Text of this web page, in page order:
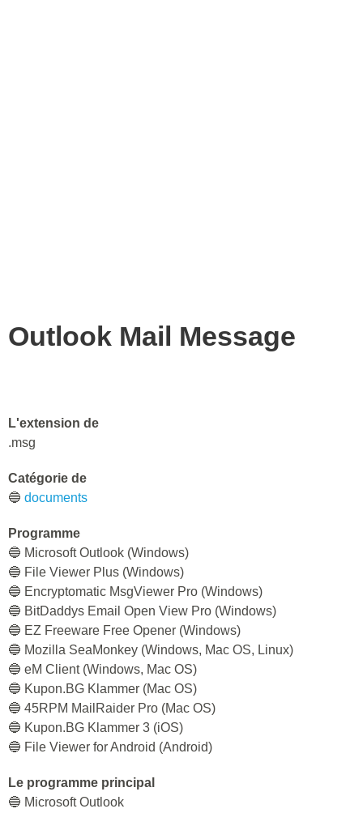
Outlook Mail Message
L'extension de
.msg
Catégorie de
🔵 documents
Programme
🔵 Microsoft Outlook (Windows)
🔵 File Viewer Plus (Windows)
🔵 Encryptomatic MsgViewer Pro (Windows)
🔵 BitDaddys Email Open View Pro (Windows)
🔵 EZ Freeware Free Opener (Windows)
🔵 Mozilla SeaMonkey (Windows, Mac OS, Linux)
🔵 eM Client (Windows, Mac OS)
🔵 Kupon.BG Klammer (Mac OS)
🔵 45RPM MailRaider Pro (Mac OS)
🔵 Kupon.BG Klammer 3 (iOS)
🔵 File Viewer for Android (Android)
Le programme principal
🔵 Microsoft Outlook